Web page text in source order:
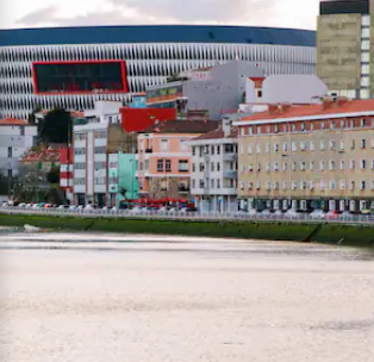
et vers le bas pour les parcourir ou en